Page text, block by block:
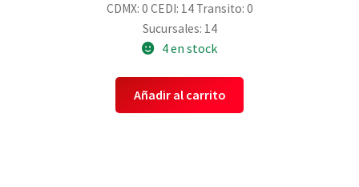
CDMX: 0 CEDI: 14 Transito: 0
Sucursales: 14
4 en stock
Añadir al carrito